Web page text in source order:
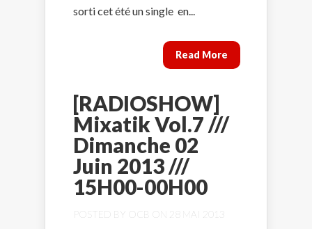
sorti cet été un single en...
Read More
[RADIOSHOW]
Mixatik Vol.7 ///
Dimanche 02
Juin 2013 ///
15H00-00H00
POSTED BY OCB ON 28 MAI 2013